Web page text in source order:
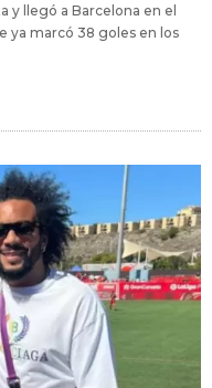
y llegó a Barcelona en el
ya marcó 38 goles en los